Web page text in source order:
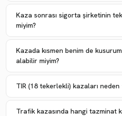
Kaza sonrası sigorta şirketinin
miyim?
Kazada kısmen benim de
alabilir miyim?
TIR (18 tekerlekli) kazaları neden
Trafik kazasında hangi tazminat